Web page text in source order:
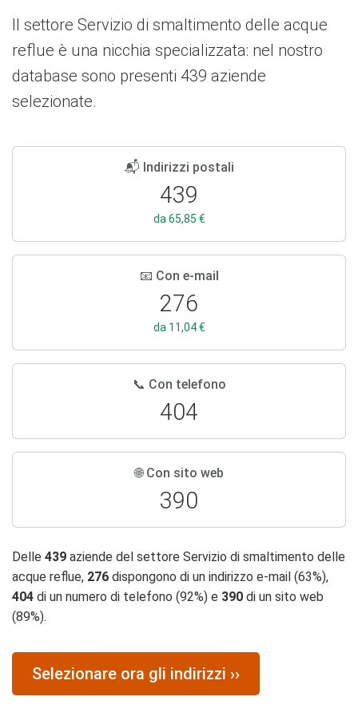
Il settore Servizio di smaltimento delle acque
reflue è una nicchia specializzata: nel nostro
database sono presenti 439 aziende
selezionate.
📬 Indirizzi postali
439
da 65,85 €
📧 Con e-mail
276
da 11,04 €
📞 Con telefono
404
🌐 Con sito web
390
Delle 439 aziende del settore Servizio di smaltimento delle
acque reflue, 276 dispongono di un indirizzo e-mail (63%),
404 di un numero di telefono (92%) e 390 di un sito web
(89%).
Selezionare ora gli indirizzi ››